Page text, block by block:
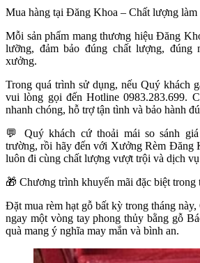
Mua hàng tại Đăng Khoa – Chất lượng làm
Mỗi sản phẩm mang thương hiệu Đăng
lưỡng, đảm bảo đúng chất lượng, đúng
xưởng.
Trong quá trình sử dụng, nếu Quý khách
vui lòng gọi đến Hotline 0983.283.699.
nhanh chóng, hỗ trợ tận tình và bảo hành
💬 Quý khách cứ thoải mái so sánh
trường, rồi hãy đến với Xưởng Rèm Đăng
luôn đi cùng chất lượng vượt trội và dịch vụ
🎁 Chương trình khuyến mãi đặc biệt trong
Đặt mua rèm hạt gỗ bất kỳ trong tháng
ngay một vòng tay phong thủy bằng gỗ
quà mang ý nghĩa may mắn và bình an.